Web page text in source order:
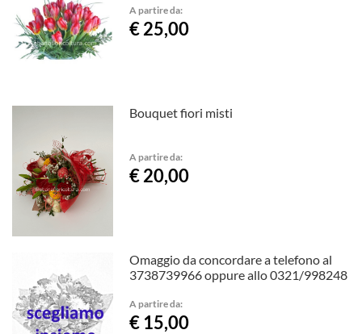
A partire da:
€ 25,00
Bouquet fiori misti
A partire da:
€ 20,00
Omaggio da concordare a telefono al
3738739966 oppure allo 0321/998248
A partire da:
€ 15,00